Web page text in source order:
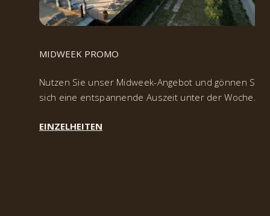
MIDWEEK PROMO
Nutzen Sie unser Midweek-Angebot und gönnen Sie
sich eine entspannende Auszeit unter der Woche.
EINZELHEITEN